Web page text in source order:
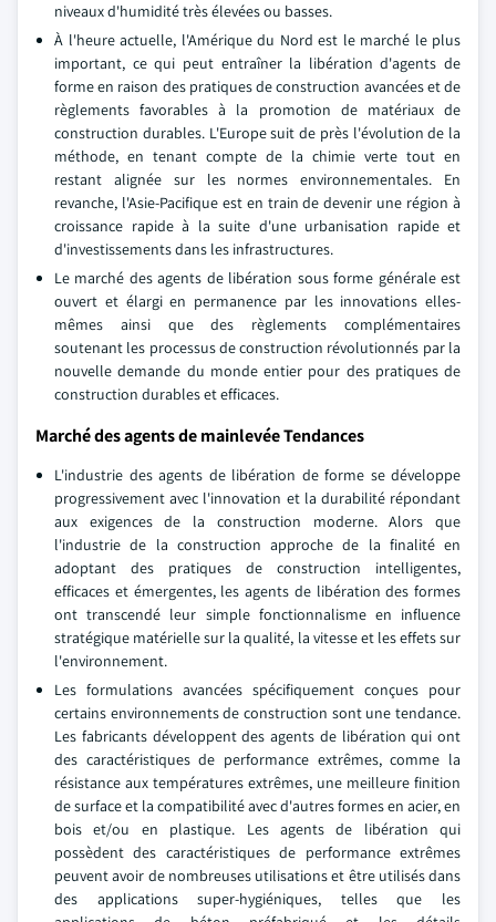
niveaux d'humidité très élevées ou basses.
À l'heure actuelle, l'Amérique du Nord est le marché le plus
important, ce qui peut entraîner la libération d'agents de
forme en raison des pratiques de construction avancées et de
règlements favorables à la promotion de matériaux de
construction durables. L'Europe suit de près l'évolution de la
méthode, en tenant compte de la chimie verte tout en
restant alignée sur les normes environnementales. En
revanche, l'Asie-Pacifique est en train de devenir une région à
croissance rapide à la suite d'une urbanisation rapide et
d'investissements dans les infrastructures.
Le marché des agents de libération sous forme générale est
ouvert et élargi en permanence par les innovations elles-
mêmes ainsi que des règlements complémentaires
soutenant les processus de construction révolutionnés par la
nouvelle demande du monde entier pour des pratiques de
construction durables et efficaces.
Marché des agents de mainlevée Tendances
L'industrie des agents de libération de forme se développe
progressivement avec l'innovation et la durabilité répondant
aux exigences de la construction moderne. Alors que
l'industrie de la construction approche de la finalité en
adoptant des pratiques de construction intelligentes,
efficaces et émergentes, les agents de libération des formes
ont transcendé leur simple fonctionnalisme en influence
stratégique matérielle sur la qualité, la vitesse et les effets sur
l'environnement.
Les formulations avancées spécifiquement conçues pour
certains environnements de construction sont une tendance.
Les fabricants développent des agents de libération qui ont
des caractéristiques de performance extrêmes, comme la
résistance aux températures extrêmes, une meilleure finition
de surface et la compatibilité avec d'autres formes en acier, en
bois et/ou en plastique. Les agents de libération qui
possèdent des caractéristiques de performance extrêmes
peuvent avoir de nombreuses utilisations et être utilisés dans
des applications super-hygiéniques, telles que les